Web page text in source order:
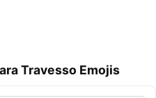
Travesso Emojis